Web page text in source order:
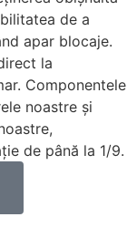
de a
apar blocaje.
la
Componentele
noastre și
de până la 1/9.